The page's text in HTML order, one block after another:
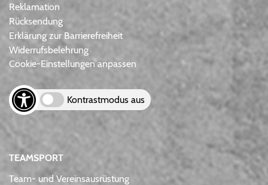
Reklamation
Rücksendung
Erklärung zur Barrierefreiheit
Widerrufsbelehrung
Cookie-Einstellungen anpassen
Kontrastmodus aus
TEAMSPORT
Team- und Vereinsausrüstung